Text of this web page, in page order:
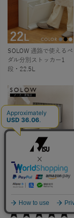
SOLOW 通路で使えるペ
ダル分別ストッカー1
段・22.5L
SOLOW 出し入れがスム
ーズな屋外ストッカー
250L